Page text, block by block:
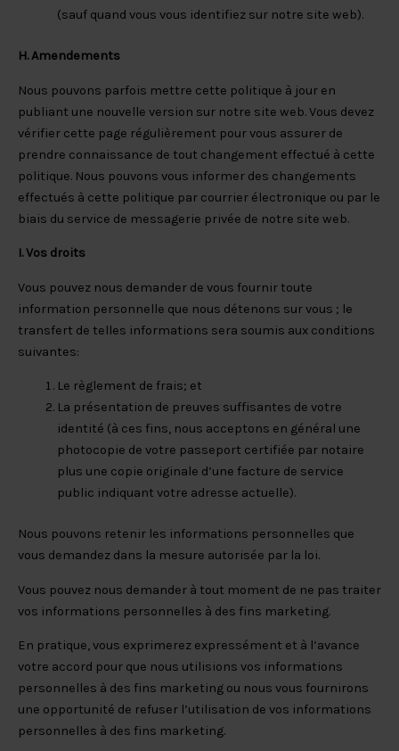
(sauf quand vous vous identifiez sur notre site web).
H. Amendements
Nous pouvons parfois mettre cette politique à jour en
publiant une nouvelle version sur notre site web. Vous devez
vérifier cette page régulièrement pour vous assurer de
prendre connaissance de tout changement effectué à cette
politique. Nous pouvons vous informer des changements
effectués à cette politique par courrier électronique ou par le
biais du service de messagerie privée de notre site web.
I. Vos droits
Vous pouvez nous demander de vous fournir toute
information personnelle que nous détenons sur vous ; le
transfert de telles informations sera soumis aux conditions
suivantes:
Le règlement de frais; et
La présentation de preuves suffisantes de votre
identité (à ces fins, nous acceptons en général une
photocopie de votre passeport certifiée par notaire
plus une copie originale d’une facture de service
public indiquant votre adresse actuelle).
Nous pouvons retenir les informations personnelles que
vous demandez dans la mesure autorisée par la loi.
Vous pouvez nous demander à tout moment de ne pas traiter
vos informations personnelles à des fins marketing.
En pratique, vous exprimerez expressément et à l’avance
votre accord pour que nous utilisions vos informations
personnelles à des fins marketing ou nous vous fournirons
une opportunité de refuser l’utilisation de vos informations
personnelles à des fins marketing.